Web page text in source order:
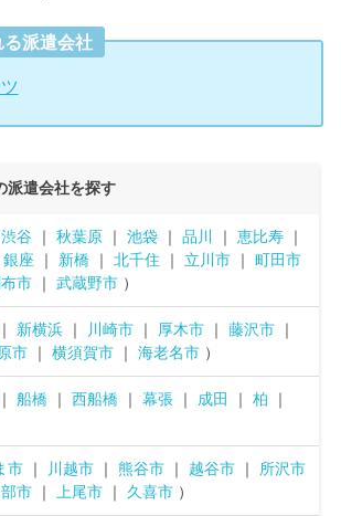
る派遣会社
派遣会社を探す
渋谷 ｜秋葉原 ｜池袋 ｜品川 ｜恵比寿 ｜
座 ｜ 新橋 ｜北千住 ｜ 立川市 ｜町田市
市 ｜武蔵野市 ）
｜ 新横浜 ｜ 川崎市 ｜ 厚木市 ｜藤沢市 ｜
市 ｜横須賀市 ｜海老名市 ）
｜船橋 ｜西船橋 ｜幕張 ｜ 成田 ｜柏 ｜
市 ｜ 川越市 ｜熊谷市 ｜ 越谷市 ｜ 所沢市
市 ｜ 上尾市 ｜ 久喜市 ）